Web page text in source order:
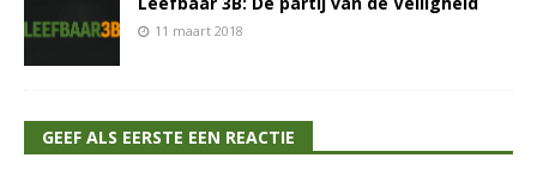
11 maart 2018
GEEF ALS EERSTE EEN REACTIE